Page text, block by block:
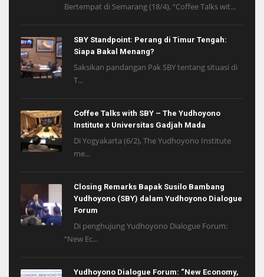
Bertempat di Semarang (18/4), “Coffee Talks wit...
SBY Standpoint: Perang di Timur Tengah:
Siapa Bakal Menang?
Saksikan pandangan Pak SBY tentang situasi di
T...
Coffee Talks with SBY – The Yudhoyono
Institute x Universitas Gadjah Mada
Di Yogyakarta (6/2), The Yudhoyono Institute
me...
Closing Remarks Bapak Susilo Bambang
Yudhoyono (SBY) dalam Yudhoyono Dialogue
Forum
Di penghujung Yudhoyono Dialogue Forum:
“New Ec...
Yudhoyono Dialogue Forum: “New Economy,